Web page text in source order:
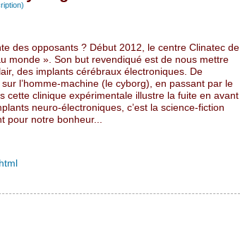
des opposants ? Début 2012, le centre Clinatec de
monde ». Son but revendiqué est de nous mettre
des implants cérébraux électroniques. De
l’homme-machine (le cyborg), en passant par le
cette clinique expérimentale illustre la fuite en avant
neuro-électroniques, c’est la science-fiction
pour notre bonheur...